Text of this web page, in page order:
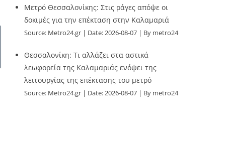
Μετρό Θεσσαλονίκης: Στις ράγες απόψε οι
δοκιμές για την επέκταση στην Καλαμαριά
Source: Metro24.gr Date: 2026-08-07 By metro24
Θεσσαλονίκη: Τι αλλάζει στα αστικά
λεωφορεία της Καλαμαριάς ενόψει της
λειτουργίας της επέκτασης του μετρό
Source: Metro24.gr Date: 2026-08-07 By metro24